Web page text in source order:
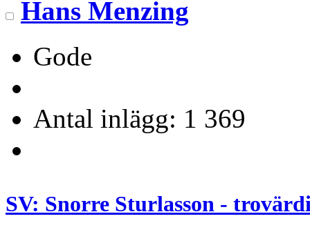
Hans Menzing
Gode
Antal inlägg: 1 369
SV: Snorre Sturlasson -